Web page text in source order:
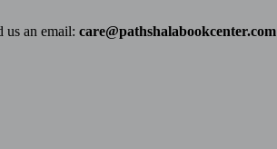
us an email: care@pathshalabookcenter.com